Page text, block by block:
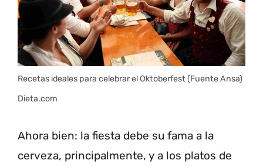
Recetas ideales para celebrar el Oktoberfest (Fuente Ansa)
Dieta.com
Ahora bien: la fiesta debe su fama a la
cerveza, principalmente, y a los platos de